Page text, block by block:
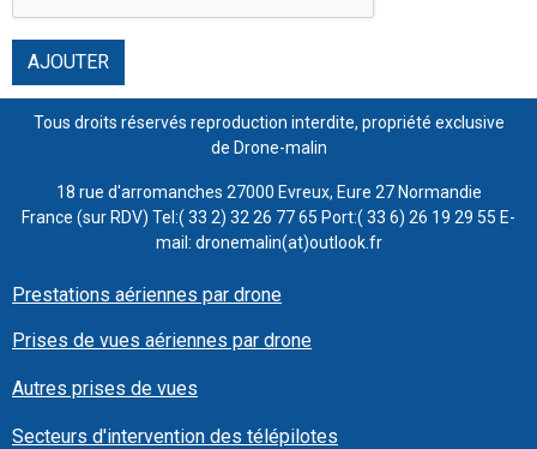
AJOUTER
Tous droits réservés reproduction interdite, propriété exclusive
de Drone-malin
18 rue d'arromanches 27000 Evreux, Eure 27 Normandie
France (sur RDV) Tel:( 33 2) 32 26 77 65 Port:( 33 6) 26 19 29 55 E-
mail: dronemalin(at)outlook.fr
Prestations aériennes par drone
Prises de vues aériennes par drone
Autres prises de vues
Secteurs d'intervention des télépilotes